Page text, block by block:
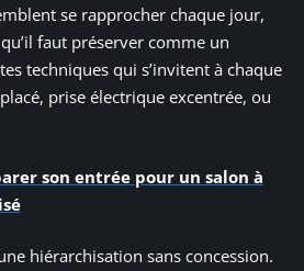
se rapprocher chaque jour,
faut préserver comme un
techniques qui s’invitent à chaque
prise électrique excentrée, ou
son entrée pour un salon à
hiérarchisation sans concession.